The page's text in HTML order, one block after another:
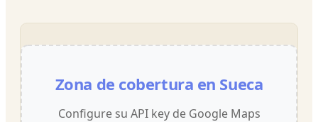
Zona de cobertura en Sueca
Configure su API key de Google Maps